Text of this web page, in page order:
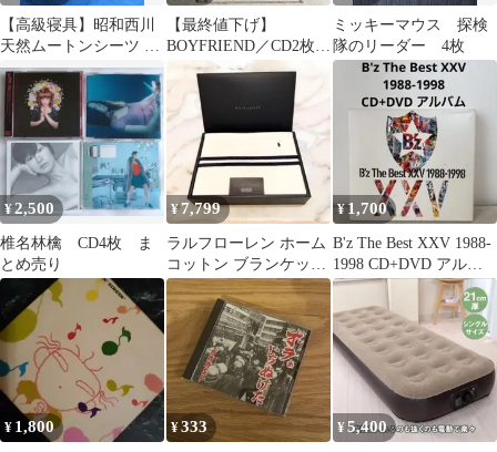
【高級寝具】昭和西川
天然ムートンシーツ グ
レー
【最終値下げ】
BOYFRIEND／CD2枚セ
ット【即買いOK】
ミッキーマウス 探検
隊のリーダー 4枚
¥2,500
椎名林檎 CD4枚 ま
とめ売り
¥ 7,799
ラルフローレン ホーム
コットン ブランケット
ホワイ 140 × 200 cm
¥1,700
B'z The Best XXV 1988-
1998 CD+DVD アルバ
ム
¥ 1,800 ¥333 ¥5,400